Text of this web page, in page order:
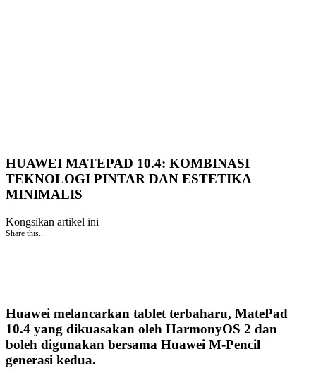
HUAWEI MATEPAD 10.4: KOMBINASI
TEKNOLOGI PINTAR DAN ESTETIKA
MINIMALIS
Kongsikan artikel ini
Share this...
Huawei melancarkan tablet terbaharu, MatePad
10.4 yang dikuasakan oleh HarmonyOS 2 dan
boleh digunakan bersama Huawei M-Pencil
generasi kedua.